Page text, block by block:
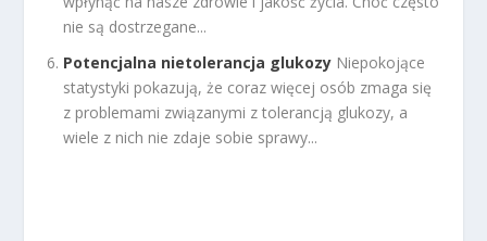
nie są dostrzegane...
Potencjalna nietolerancja glukozy Niepokojące
statystyki pokazują, że coraz więcej osób zmaga się
z problemami związanymi z tolerancją glukozy, a
wiele z nich nie zdaje sobie sprawy...